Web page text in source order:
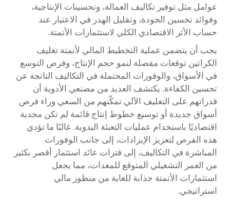
عوامل مثل توفير تكاليف العمالة، وتحسينات الإنتاجية،
وفوائد تحسين الجودة، وتقليل الهدر في الاعتبار عند
حساب الأثر الاقتصادي الكلي لاستثمارات الأتمتة.
يجب أن يتضمن عملية التخطيط المالي لأتمتة تغليف
الكراتين توقعات مفصلة لنمو حجم الإنتاج، وفرص التوسع
في الأسواق، والوفورات المحتملة في التكاليف الناتجة عن
تحسين الكفاءة. يكتشف العديد من مصنعي الأدوية أن
قدراتهم على التغليف الآلي تمكّنهم من السعي وراء فرص
أسواق جديدة أو توسيع خطوط إنتاج قائمة لم تكن مجدية
اقتصاديًا باستخدام عمليات التعبئة اليدوية. غالبًا ما تؤدي
هذه الفرص لتعزيز الإيرادات، إلى جانب الوفورات
المباشرة في التكاليف، إلى فترات عائد استثمار أقصر بكثير
من العمر التشغيلي المتوقع للمعدات، مما يجعل
استثمارات الأتمتة جذابة للغاية من منظور مالي
استراتيجي.